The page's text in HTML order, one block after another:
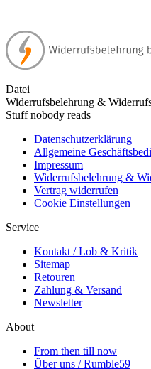
Datei
Widerrufsbelehrung &
Stuff nobody reads
Datenschutzerklärung
Allgemeine
Impressum
Widerrufsbelehrung &
Vertrag widerrufen
Cookie Einstellungen
Service
Kontakt / Lob & Kritik
Sitemap
Retouren
Zahlung & Versand
Newsletter
About
From then till now
Über uns / Rumble59